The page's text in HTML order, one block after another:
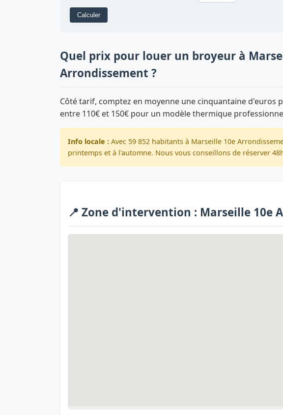
Calculer
Quel prix pour louer un broyeur à
Arrondissement ?
Côté tarif, comptez en moyenne une cinquantaine d'euros
entre 110€ et 150€ pour un modèle thermique
Info locale : Avec 59 852 habitants à Marseille 10e
printemps et à l'automne. Nous vous conseillons de réserver
📍 Zone d'intervention : Marseille 10e